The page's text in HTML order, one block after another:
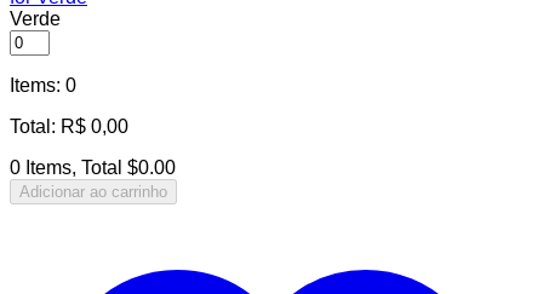
Verde
Items: 0
Total : R$ 0,00
0 Items, Total $0.00
Adicionar ao carrinho